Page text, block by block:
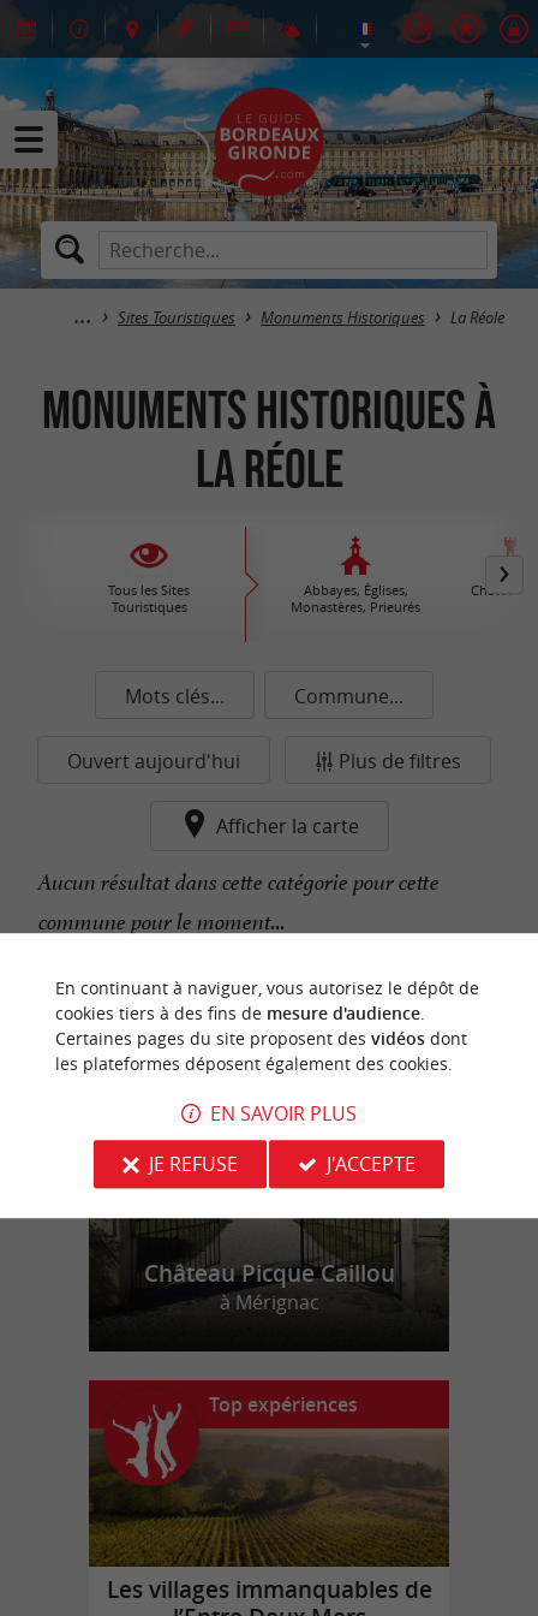
Sites Touristiques Monuments Historiques La Réole
Monuments Historiques à
La Réole
Tous les Sites
Touristiques
Abbayes, Églises,
Monastères, Prieurés
Châteaux
Mots clés... Commune...
Ouvert aujourd'hui Plus de filtres
Afficher la carte
Aucun résultat dans cette catégorie pour cette
commune pour le moment...
n
o
t
r
e
c
o
u
p
d
e
c
o
e
u
r
Château Picque Caillou
à Mérignac
Top expériences
Les villages immanquables de
En continuant à naviguer, vous autorisez le dépôt de
cookies tiers à des fins de mesure d'audience.
Certaines pages du site proposent des vidéosdont
les plateformes déposent également des cookies.
EN SAVOIR PLUS
JE REFUSE
J'ACCEPTE